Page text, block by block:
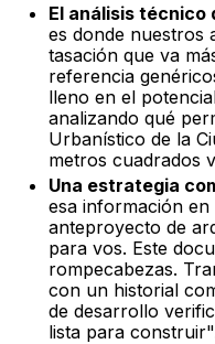
El análisis técnico
es donde nuestros
tasación que va
referencia
lleno en el
analizando qué
Urbanístico de la
metros cuadrados
Una estrategia
esa información
anteproyecto de
para vos. Este
rompecabezas.
con un historial
de desarrollo
lista para